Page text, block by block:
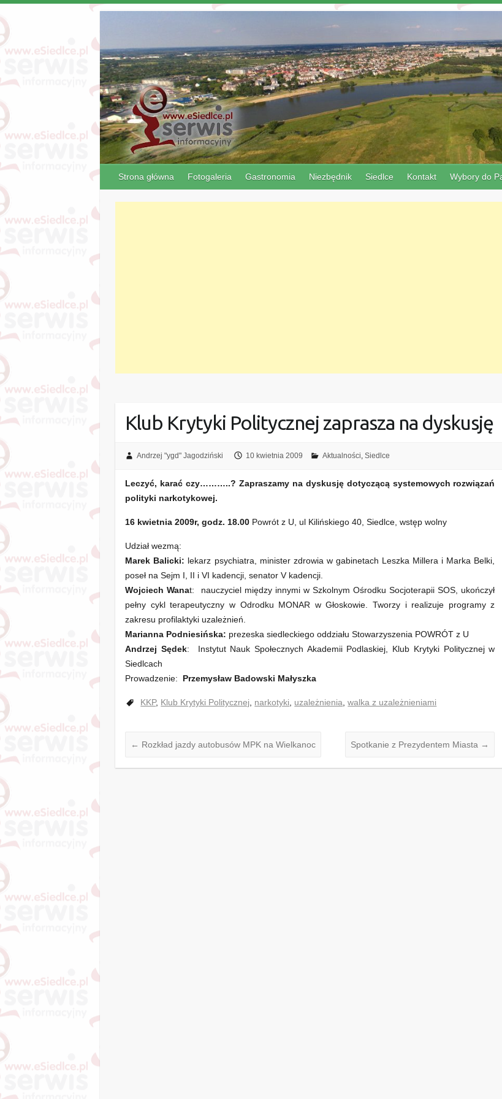
Strona główna Fotogaleria Gastronomia Niezbędnik Siedlce Kontakt Wybory do
Klub Krytyki Politycznej zaprasza na dyskusję
Andrzej "ygd" Jagodziński 10 kwietnia 2009 Aktualności, Siedlce
Leczyć, karać czy………..? Zapraszamy na dyskusję dotyczącą systemowych rozwiązań
polityki narkotykowej.
16 kwietnia 2009r, godz. 18.00 Powrót z U, ul Kilińskiego 40, Siedlce, wstęp wolny
Udział wezmą:
Marek Balicki: lekarz psychiatra, minister zdrowia w gabinetach Leszka Millera i Marka Belki,
poseł na Sejm I, II i VI kadencji, senator V kadencji.
Wojciech Wanat: nauczyciel między innymi w Szkolnym Ośrodku Socjoterapii SOS, ukończył
pełny cykl terapeutyczny w Odrodku MONAR w Głoskowie. Tworzy i realizuje programy z
zakresu profilaktyki uzależnień.
Marianna Podniesińska: prezeska siedleckiego oddziału Stowarzyszenia POWRÓT z U
Andrzej Sędek: Instytut Nauk Społecznych Akademii Podlaskiej, Klub Krytyki Politycznej w
Siedlcach
Prowadzenie: Przemysław Badowski Małyszka
KKP, Klub Krytyki Politycznej narkotyki uzależnienia ,walka z uzależnieniami
← Rozkład jazdy autobusów MPK na Wielkanoc Spotkanie z Prezydentem Miasta →